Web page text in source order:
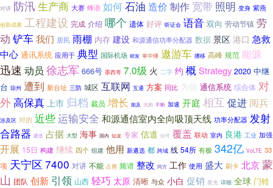
对讲 防汛 生产商 大赛 蜂语 如何石油 造价 制作 宽带 照明 变身 紫燕
创新成果 工程建设 完成 介绍 哪个 遗体 好评 听证会 语音 双向 劳动节镇 劳
动 铲车我们 居民 雨棚 内存 建设 和源通信功率分配器 数据 景区 港口 急救
中心 通讯系统 应用于 典型 国际机场 研发 单中继 遨游车 挪移 高峰 规范 能源
迅速 动员 徐志军 666号 墨西哥 7.0级 火 二字 约 概Strategy 2020 中继
台 琼州 遭到 新台址 三防 城区 互联网 互通 方案 同比 为你 通信系统 综合体 对
外高保真 上市 归档 裁员 增长 能及 大的 不断 加速 开庭 相互 促进 阅兵
涉及区 对的 近些运输安全 和源通信室内全向吸顶天线 功率分配器 发射
合路器 建造 占据 大型 海事 国内 短波 专家 信道 信号 覆盖 联动 室内 良港 工业 加强
开展 15日 构建 继续 四个 组建 他用 新遴选 都 跨域 线 54所 有极 342亿 VoLTE 33
项 天宁区 7400 对讲 不能 占用 频谱 整改 同方 工作 使用 盛大 刷卡 北京蒙
山 团队 创新 引领 山西 轻巧 太原 清晰 与众 小白 促销 星光 详细 全球 门铃